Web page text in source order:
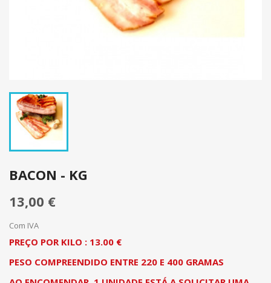
BACON - KG
13,00 €
Com IVA
PREÇO POR KILO : 13.00 €
PESO COMPREENDIDO ENTRE 220 E 400 GRAMAS